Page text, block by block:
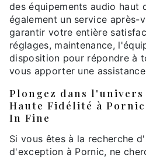
des équipements audio haut
également un service après-
garantir votre entière
réglages, maintenance,
disposition pour répondre à
vous apporter une
Plongez dans
Haute Fidélité à
In Fine
Si vous êtes à la recherche
d'exception à Pornic, ne